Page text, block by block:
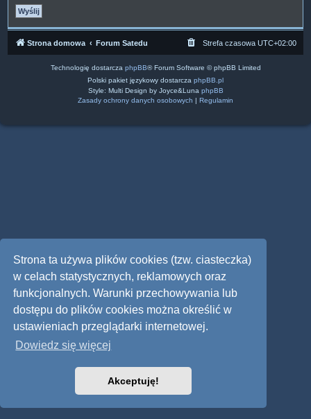
Strona ta używa plików cookies (tzw. ciasteczka)
w celach statystycznych, reklamowych oraz
funkcjonalnych. Warunki przechowywania lub
dostępu do plików cookies można określić w
ustawieniach przeglądarki internetowej.
Dowiedz się więcej
Akceptuję!
Strona domowa Forum Satedu Strefa czasowa UTC+02:00
Technologię dostarcza phpBB® Forum Software © phpBB Limited
Polski pakiet językowy dostarcza phpBB.pl
Style: Multi Design by Joyce&Luna phpBB
Zasady ochrony danych osobowych | Regulamin